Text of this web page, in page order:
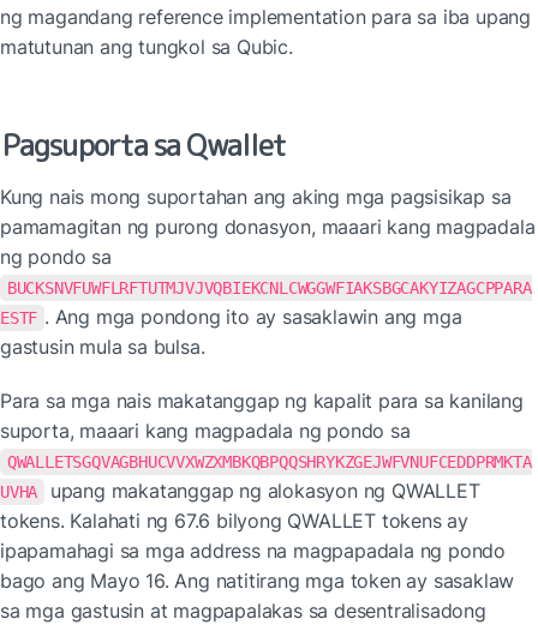
ng magandang reference implementation para sa iba upang
matutunan ang tungkol sa Qubic.
Pagsuporta sa Qwallet
Kung nais mong suportahan ang aking mga pagsisikap sa
pamamagitan ng purong donasyon, maaari kang magpadala
BUCKSNVFUWFLRFTUTMJVJVQBIEKCNLCWGGWFIAKSBGCAKYIZAGCPPARA
ESTF . Ang mga pondong ito ay sasaklawin ang mga
gastusin mula sa bulsa.
Para sa mga nais makatanggap ng kapalit para sa kanilang
QWALLETSGQVAGBHUCVVXWZXMBKQBPQQSHRYKZGEJWFVNUFCEDDPRMKTA
UVHA
upang makatanggap ng alokasyon ng QWALLET
tokens. Kalahati ng 67.6 bilyong QWALLET tokens ay
ipapamahagi sa mga address na magpapadala ng pondo
bago ang Mayo 16. Ang natitirang mga token ay sasaklaw
sa mga gastusin at magpapalakas sa desentralisadong